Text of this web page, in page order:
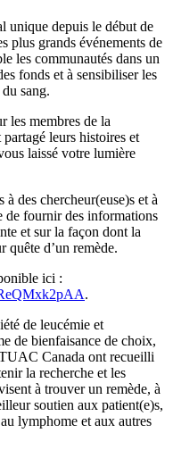
unique depuis le début de
plus grands événements de
les communautés dans un
fonds et à sensibiliser les
sang.
les membres de la
leurs histoires et
laissé votre lumière
des chercheur(euse)s et à
de fournir des informations
et sur la façon dont la
quête d’un remède.
ici :
.
de leucémie et
de bienfaisance de choix,
Canada ont recueilli
la recherche et les
à trouver un remède, à
soutien aux patient(e)s,
lymphome et aux autres